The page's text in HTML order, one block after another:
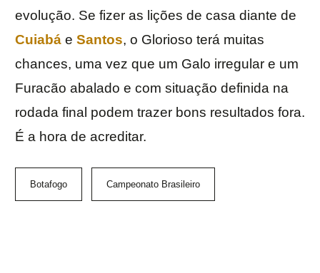
evolução. Se fizer as lições de casa diante de
Cuiabá e Santos, o Glorioso terá muitas
chances, uma vez que um Galo irregular e um
Furacão abalado e com situação definida na
rodada final podem trazer bons resultados fora.
É a hora de acreditar.
Botafogo Campeonato Brasileiro